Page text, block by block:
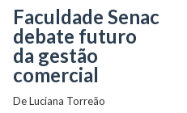
Faculdade Senac
debate futuro
da gestão
comercial
De Luciana Torreão